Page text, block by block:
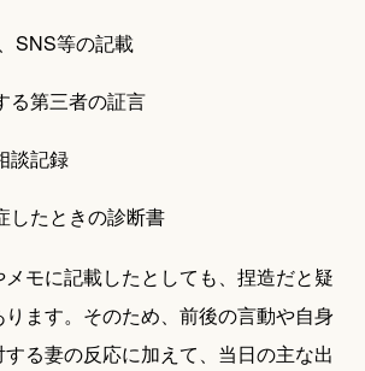
SNS等の記載
る第三者の証言
談記録
したときの診断書
モに記載したとしても、捏造だと疑
ます。そのため、前後の言動や自身
る妻の反応に加えて、当日の主な出